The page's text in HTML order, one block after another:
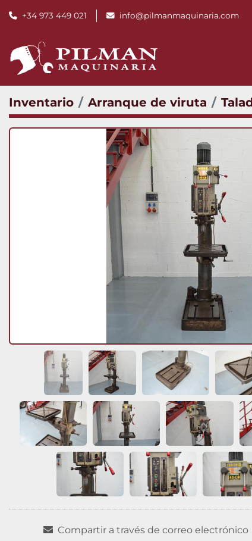
+34 973 449 021 info@pilmanmaquinaria.com
Inventario Arranque de viruta
Compartir a través de correo electrónico